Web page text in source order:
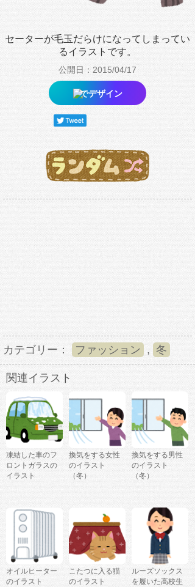
セーターが毛玉だらけになってしまってい
るイラストです。
公開日：2015/04/17
でデザイン
カテゴリー： ファッション , 冬
関連イラスト
凍結した車のフ
ロントガラスの
イラスト
換気をする女性
のイラスト
（冬）
換気をする男性
のイラスト
（冬）
オイルヒーター
のイラスト
こたつに入る猫
のイラスト
ルーズソックス
を履いた高校生